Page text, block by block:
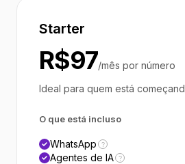
Starter
R$97/mês por número
Ideal para quem está
O que está incluso
WhatsApp ?
Agentes de IA ?